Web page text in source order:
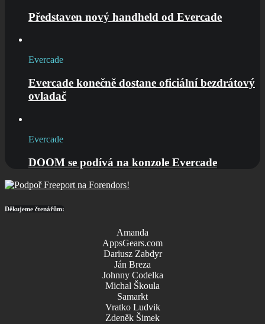
Představen nový handheld od Evercade
Evercade
Evercade konečně dostane oficiální bezdrátový
ovladač
Evercade
DOOM se podívá na konzole Evercade
Děkujeme čtenářům:
Amanda
AppsGears.com
Dariusz Zabdyr
Ján Breza
Johnny Codelka
Michal Škoula
Samarkt
Vratko Ludvik
Zdeněk Šimek